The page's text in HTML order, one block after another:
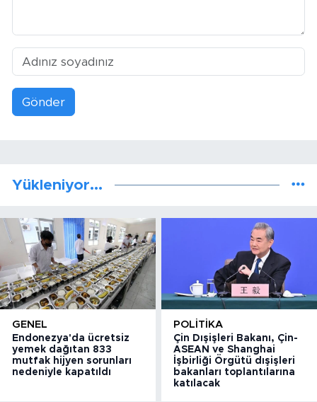
Gönder
Yükleniyor...
GENEL
Endonezya'da ücretsiz
yemek dağıtan 833
mutfak hijyen sorunları
nedeniyle kapatıldı
POLITIKA
Çin Dışişleri Bakanı, Çin-
ASEAN ve Shanghai
İşbirliği Örgütü dışişleri
bakanları toplantılarına
katılacak